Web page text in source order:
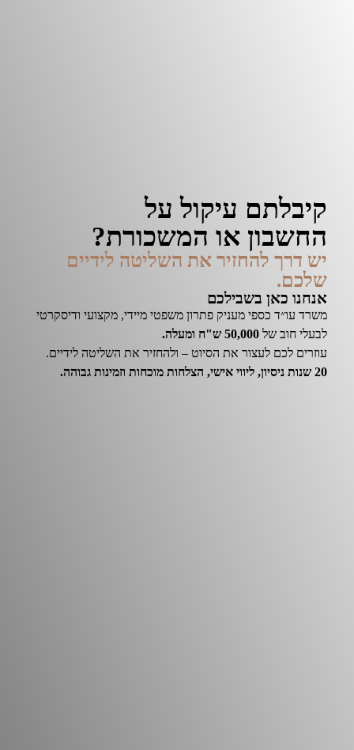
קיבלתם עיקול על
החשבון או המשכורת?
יש דרך להחזיר את השליטה לידיים
שלכם.
אנחנו כאן בשבילכם
משרד עו״ד כספי מעניק פתרון משפטי מיידי, מקצועי ודיסקרטי
לבעלי חוב של 50,000 ש"ח ומעלה
.
עוזרים לכם לעצור את הסיוט – ולהחזיר את השליטה לידיים.
20 שנות ניסיון, ליווי אישי, הצלחות מוכחות וזמינות גבוהה.